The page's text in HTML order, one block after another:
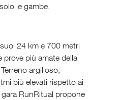
le gambe.
24 km e 700 metri
prove più amate della
argilloso,
più elevati rispetto ai
RunRitual propone